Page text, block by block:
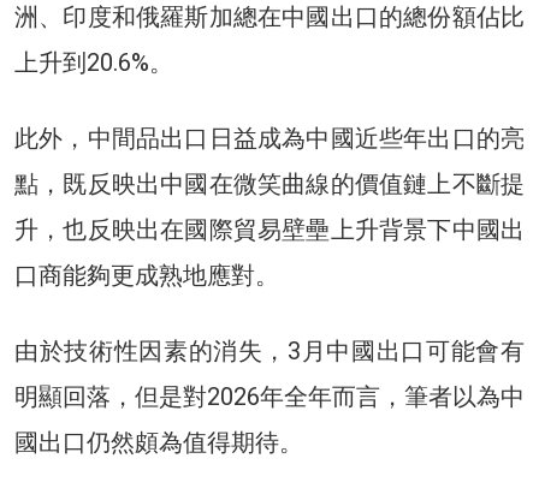
洲、印度和俄羅斯加總在中國出口的總份額佔比
上升到20.6%。
此外，中間品出口日益成為中國近些年出口的亮
點，既反映出中國在微笑曲線的價值鏈上不斷提
升，也反映出在國際貿易壁壘上升背景下中國出
口商能夠更成熟地應對。
由於技術性因素的消失，3月中國出口可能會有
明顯回落，但是對2026年全年而言，筆者以為中
國出口仍然頗為值得期待。